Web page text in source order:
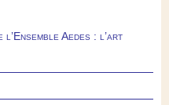
l’Ensemble Aedes : l’art